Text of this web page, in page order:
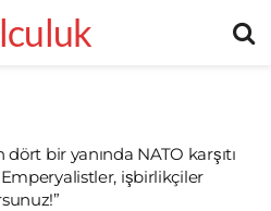
dört bir yanında NATO karşıtı
işbirlikçiler